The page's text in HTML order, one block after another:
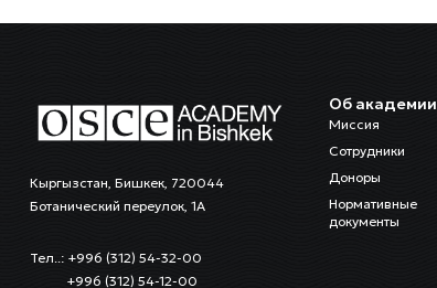
Кыргызстан, Бишкек, 720044
Ботанический переулок, 1А
Тел..: +996 (312) 54-32-00
+996 (312) 54-12-00
Об академии
Миссия
Сотрудники
Доноры
Нормативные
документы